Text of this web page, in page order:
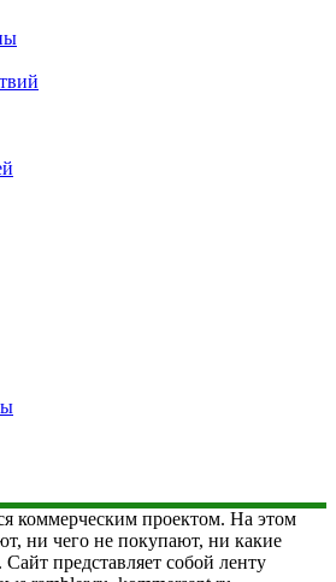
коммерческим проектом. На этом
ни чего не покупают, ни какие
представляет собой ленту